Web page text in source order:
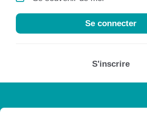
Se connecter
S'inscrire